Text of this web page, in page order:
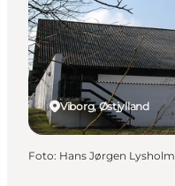
Planlæg ferien
Transport
Viborg, Østjylland
Foto: Hans Jørgen Lysholm